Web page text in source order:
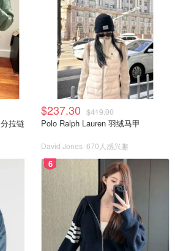
卫衣 四分拉链
$237.30 $419.00
Polo Ralph Lauren 羽绒马甲
David Jones 670人感兴趣
6